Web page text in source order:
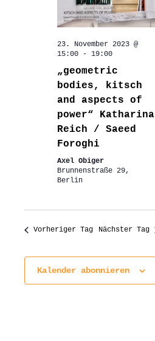
23. November 2023 @
15:00- 19:00
„geometric
bodies, kitsch
and aspects of
power“ Katharina
Reich / Saeed
Foroghi
Axel Obiger
Brunnenstraße 29,
Berlin
Vorheriger Tag Nächster Tag
Kalender abonnieren